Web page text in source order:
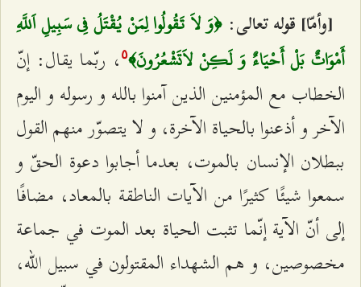
[وأمّا] قوله تعالى:﴿وَ لاَ تَقُولُوا لِمَنْ يُقْتَلُ فِي سَبِيلِ اَللَّهِ
أَمْوَاتٌ بَلْ أَحْيَاءٌ وَ لَكِنْ لاَتَشْعُرُونَ﴾٥ ، ربّما يقال: إنّ
الخطاب مع المؤمنين الذين آمنوا بالله و رسوله و اليوم
الآخر و أذعنوا بالحياة الآخرة، و لا يتصوّر منهم القول
ببطلان الإنسان بالموت، بعدما أجابوا دعوة الحقّ و
سمعوا شيئًا كثيرًا من الآيات الناطقة بالمعاد، مضافًا
إلى أنّ الآية إنّما تثبت الحياة بعد الموت في جماعة
مخصوصين، و هم الشهداء المقتولون في سبيل الله،